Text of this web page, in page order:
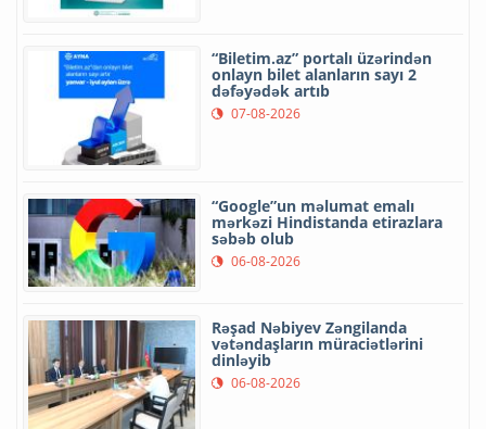
“Biletim.az” portalı üzərindən
onlayn bilet alanların sayı 2
dəfəyədək artıb
07-08-2026
“Google”un məlumat emalı
mərkəzi Hindistanda etirazlara
səbəb olub
06-08-2026
Rəşad Nəbiyev Zəngilanda
vətəndaşların müraciətlərini
dinləyib
06-08-2026